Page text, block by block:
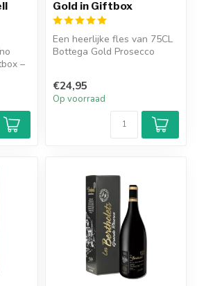
–
Gold in Giftbox
Een heerlijke fles van 75CL
Bottega Gold Prosecco
€24,95
Op voorraad